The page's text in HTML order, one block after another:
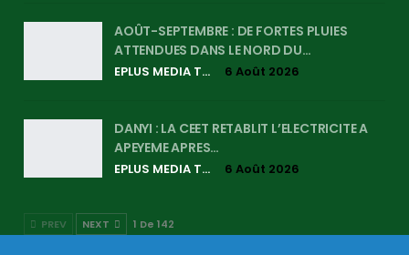
AOÛT-SEPTEMBRE : DE FORTES PLUIES
ATTENDUES DANS LE NORD DU…
EPLUS MEDIA TV 6 Août 2026
DANYI : LA CEET RETABLIT L’ELECTRICITE A
APEYEME APRES…
EPLUS MEDIA TV 6 Août 2026
PREV NEXT 1 De 142